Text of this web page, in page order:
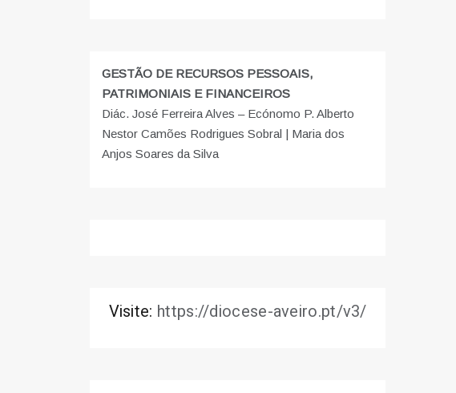
GESTÃO DE RECURSOS PESSOAIS,
PATRIMONIAIS E FINANCEIROS
Diác. José Ferreira Alves – Ecónomo P. Alberto
Nestor Camões Rodrigues Sobral | Maria dos
Anjos Soares da Silva
Visite: https://diocese-aveiro.pt/v3/